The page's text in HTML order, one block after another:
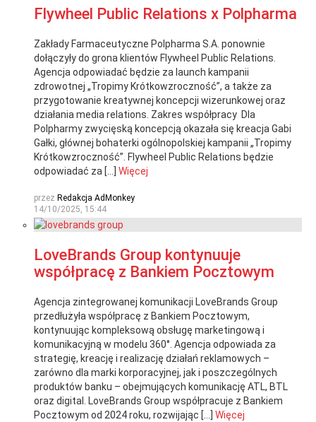
Flywheel Public Relations x Polpharma
Zakłady Farmaceutyczne Polpharma S.A. ponownie
dołączyły do grona klientów Flywheel Public Relations.
Agencja odpowiadać będzie za launch kampanii
zdrowotnej „Tropimy Krótkowzroczność”, a także za
przygotowanie kreatywnej koncepcji wizerunkowej oraz
działania media relations. Zakres współpracy Dla
Polpharmy zwycięską koncepcją okazała się kreacja Gabi
Gałki, głównej bohaterki ogólnopolskiej kampanii „Tropimy
Krótkowzroczność”. Flywheel Public Relations będzie
odpowiadać za […] Więcej
przez Redakcja AdMonkey
14/10/2025, 15:44
LoveBrands Group kontynuuje
współpracę z Bankiem Pocztowym
Agencja zintegrowanej komunikacji LoveBrands Group
przedłużyła współpracę z Bankiem Pocztowym,
kontynuując kompleksową obsługę marketingową i
komunikacyjną w modelu 360°. Agencja odpowiada za
strategię, kreację i realizację działań reklamowych –
zarówno dla marki korporacyjnej, jak i poszczególnych
produktów banku – obejmujących komunikację ATL, BTL
oraz digital. LoveBrands Group współpracuje z Bankiem
Pocztowym od 2024 roku, rozwijając […] Więcej